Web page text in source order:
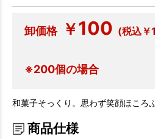
卸価格 ￥100 (税込￥
※200個の場合
和菓子そっくり。思わず笑顔ほころ
商品仕様